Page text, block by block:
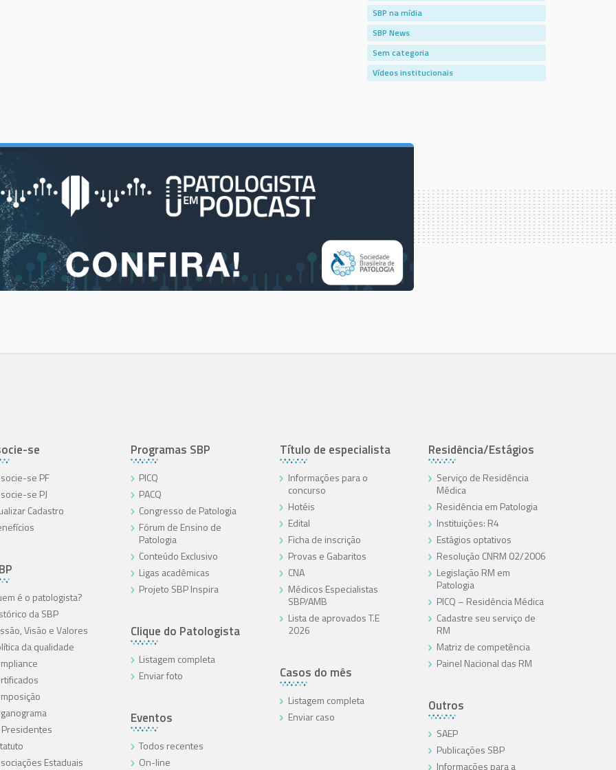
SBP na mídia
SBP News
Sem categoria
Vídeos institucionais
se
se PF
se PJ
Cadastro
é o patologista?
da SBP
Visão e Valores
da qualidade
Presidentes
Estaduais
Programas SBP
PICQ
PACQ
Congresso de Patologia
Fórum de Ensino de
Patologia
Conteúdo Exclusivo
Ligas acadêmicas
Projeto SBP Inspira
Clique do Patologista
Listagem completa
Enviar foto
Eventos
Todos recentes
On-line
Título de especialista
Informações para o
concurso
Hotéis
Edital
Ficha de inscrição
Provas e Gabaritos
CNA
Médicos Especialistas
SBP/AMB
Lista de aprovados T.E
2026
Casos do mês
Listagem completa
Enviar caso
Residência/Estágios
Serviço de Residência
Médica
Residência em Patologia
Instituições: R4
Estágios optativos
Resolução CNRM 02/2006
Legislação RM em
Patologia
PICQ – Residência Médica
Cadastre seu serviço de
RM
Matriz de competência
Painel Nacional das RM
Outros
SAEP
Publicações SBP
Informações para a